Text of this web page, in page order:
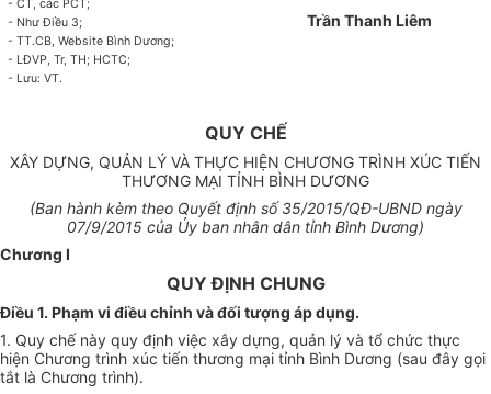
-CT, các PCT;
- Như Điều 3;
-TT.CB, Website Bình Dương;
- LĐVP, Tr, TH; HCTC;
- Lưu: VT.
Trần Thanh Liêm
QUY CHẾ
XÂY DỰNG, QUẢN LÝ VÀ THỰC HIỆN CHƯƠNG TRÌNH XÚC TIẾN
THƯƠNG MẠI TỈNH BÌNH DƯƠNG
(Ban hành kèm theo Quyết định số35/2015/QĐ-UBND ngày
07/9/2015 của Ủy ban nhân dân tỉnh Bình Dương)
Chương I
QUY ĐỊNH CHUNG
Điều 1. Phạm vi điều chỉnh và đối tượng áp dụng.
1. Quy chế này quy định việc xây dựng, quản lý và tổ chức thực
hiện Chương trình xúc tiến thương mại tỉnh Bình Dương (sau đây gọi
tắt là Chương trình).